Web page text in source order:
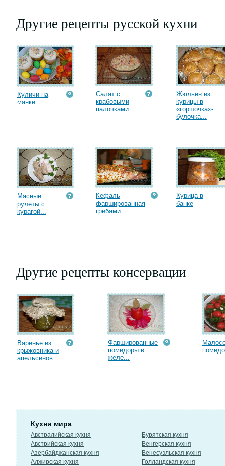
Другие рецепты русской кухни
Куличи на
манке
Салат с
крабовыми
палочками...
Жюльен из
курицы в
«горшочках-
булочка...
Мясные
рулеты с
курагой...
Кефаль
фаршированная
грибами...
Курица в
банке
Другие рецепты консервации
Варенье из
крыжовника и
апельсинов...
Фаршированные
помидоры в
желе...
Кухни мира
Австралийская кухня
Австрийская кухня
Азербайджанская кухня
Алжирская кухня
Бурятская кухня
Венгерская кухня
Венесуэльская кухня
Голландская кухня